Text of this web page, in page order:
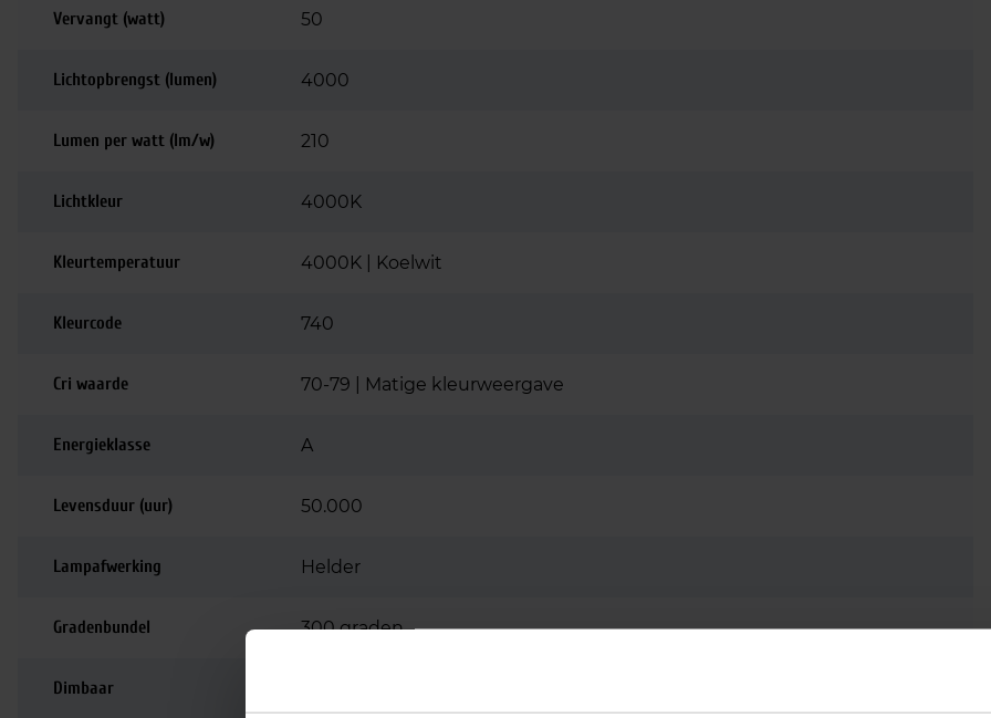
Vervangt (watt) 50
Lichtopbrengst (lumen) 4000
Lumen per watt (lm/w) 210
Lichtkleur 4000K
Kleurtemperatuur 4000K | Koelwit
Kleurcode 740
Cri waarde 70-79 | Matige kleurweergave
Energieklasse A
Levensduur (uur) 50.000
Lampafwerking Helder
Gradenbundel 300 graden
Dimbaar